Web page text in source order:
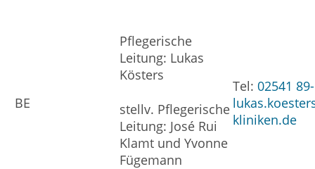
BE
Pflegerische
Leitung: Lukas
Kösters
stellv. Pflegerische
Leitung: José Rui
Klamt und Yvonne
Fügemann
Tel: 02541
kliniken.de